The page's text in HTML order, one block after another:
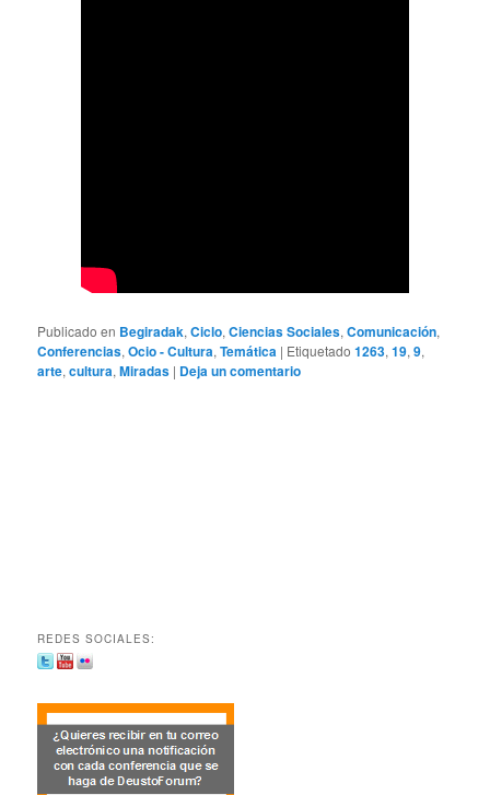
Publicado en Begiradak,Ciclo,Ciencias Sociales,Comunicación,
Conferencias,Ocio - Cultura,Temática | Etiquetado 1263,19,9,
arte,cultura,Miradas | Deja un comentario
REDES SOCIALES: